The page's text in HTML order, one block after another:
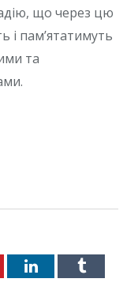
що через цю
і пам’ятатимуть
та
LinkedInTumblr